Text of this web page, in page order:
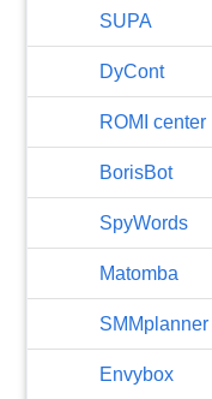
SUPA
DyCont
ROMI center
BorisBot
SpyWords
Matomba
SMMplanner
Envybox